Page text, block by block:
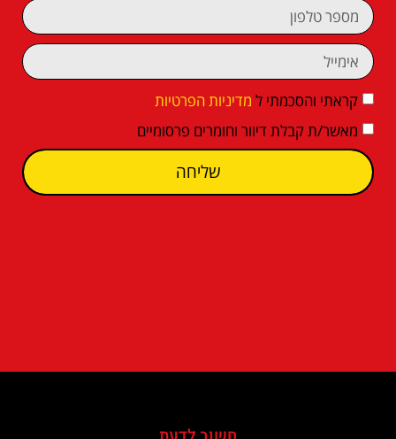
קראתי והסכמתי ל מדיניות הפרטיות
מאשר/ת קבלת דיוור וחומרים פרסומיים
שליחה